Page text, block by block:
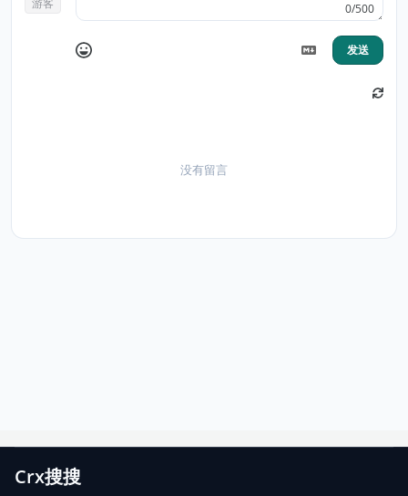
游客 0/500
发送
没有留言
Crx搜搜